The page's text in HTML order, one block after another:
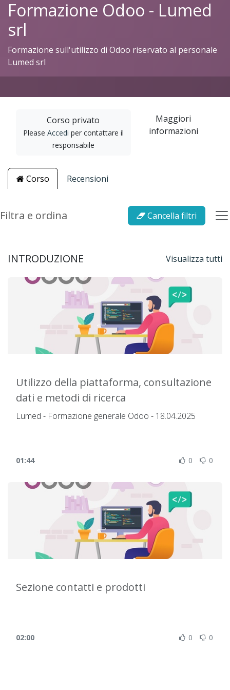
Formazione Odoo - Lumed
srl
Formazione sull'utilizzo di Odoo riservato al personale
Lumed srl
Corso privato
Please Accedi per contattare il
responsabile
Maggiori
informazioni
Corso Recensioni
Filtra e ordina Cancella filtri
INTRODUZIONE Visualizza tutti
Utilizzo della piattaforma, consultazione
dati e metodi di ricerca
Lumed - Formazione generale Odoo - 18.04.2025
01:44 0 0
Sezione contatti e prodotti
02:00 0 0